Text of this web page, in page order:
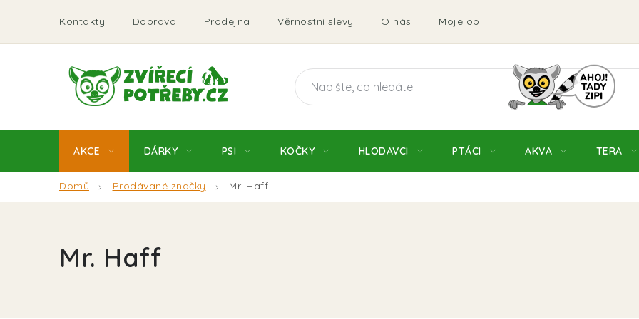
obsah
Kontakty Doprava Prodejna Věrnostní slevy O nás Moje objednávka Obchodní
AKCE DÁRKY PSI KOČKY HLODAVCI PTÁCI AKVA TERA
Domů Prodávané značky Mr. Haff
Mr. Haff